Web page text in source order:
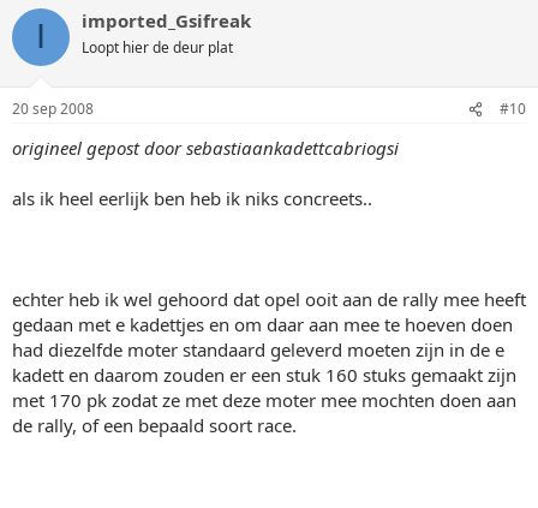
I imported_Gsifreak
Loopt hier de deur plat
20 sep 2008 #10
origineel gepost door sebastiaankadettcabriogsi
als ik heel eerlijk ben heb ik niks concreets..
echter heb ik wel gehoord dat opel ooit aan de rally mee heeft
gedaan met e kadettjes en om daar aan mee te hoeven doen
had diezelfde moter standaard geleverd moeten zijn in de e
kadett en daarom zouden er een stuk 160 stuks gemaakt zijn
met 170 pk zodat ze met deze moter mee mochten doen aan
de rally, of een bepaald soort race.